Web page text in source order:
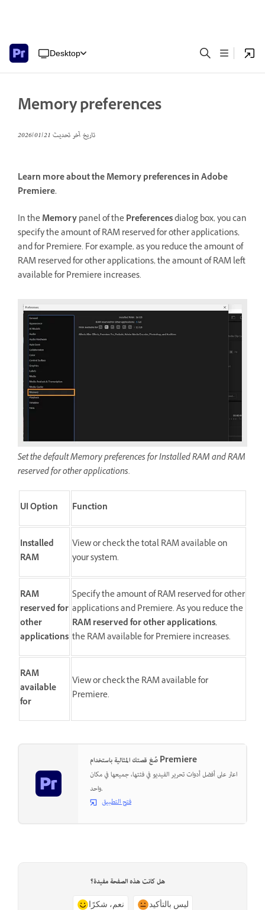
Desktop
Memory preferences
تاريخ آخر تحديث21‏/01‏/2026
Learn more about the Memory preferences in Adobe
Premiere.
In theMemorypanel of thePreferencesdialog box, you can
specify the amount of RAM reserved for other applications,
and for Premiere. For example, as you reduce the amount of
RAM reserved for other applications, the amount of RAM left
available for Premiere increases.
Set the default Memory preferences for Installed RAM and RAM
reserved for other applications.
UI Option Function
Installed
RAM
View or check the total RAM available on
your system.
RAM
reserved for
other
applications
Specify the amount of RAM reserved for other
applications and Premiere. As you reduce the
RAM reserved for other applications,
the RAM available for Premiere increases.
RAM
available
for
View or check the RAM available for
Premiere.
صُغ قصتك المثالية باستخدام Premiere
اعثر على أفضل أدوات تحرير الفيديو في فئتها، جميعها في مكان
واحد.
فتح التطبيق
هل كانت هذه الصفحة مفيدة؟
نعم، شكرًا ليس بالتأكيد